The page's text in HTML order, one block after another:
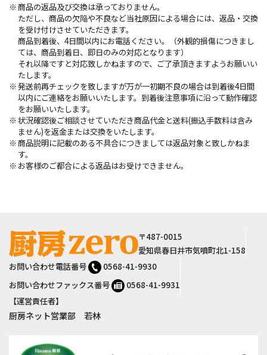
商品の返品及び交換は承っておりません。
ただし、商品の欠陥や不良など当社原因による場合には、返品・交換
を受け付けさせていただきます。
商品到着後、4日間以内にお電話ください。（外観的損傷につきまし
ては、商品到着日、即日のみの対応となります）
それ以降ですと対応致しかねますので、ご了承頂きますようお願いい
たします。
発送前再チェックを致しますが万が一初期不良の場合は到着後4日間
以内にご連絡をお願いいたします。到着後注意事項に沿って動作確認
をお願いいたします。
状況確認後ご相談させていただき商品代金と送料(振込手数料は含み
ません)を返金または交換をいたします。
商品説明に記載のある不具合につきましては返品対象と致しかねま
す。
お客様のご都合による返品はお受けできません。
サイト情報
〒487-0015
愛知県春日井市気噴町北1-158
お問い合わせ電話番号
0568-41-9930
お問い合わせファックス番号
0568-41-9931
【運営責任者】
厨房ネット営業部 若林